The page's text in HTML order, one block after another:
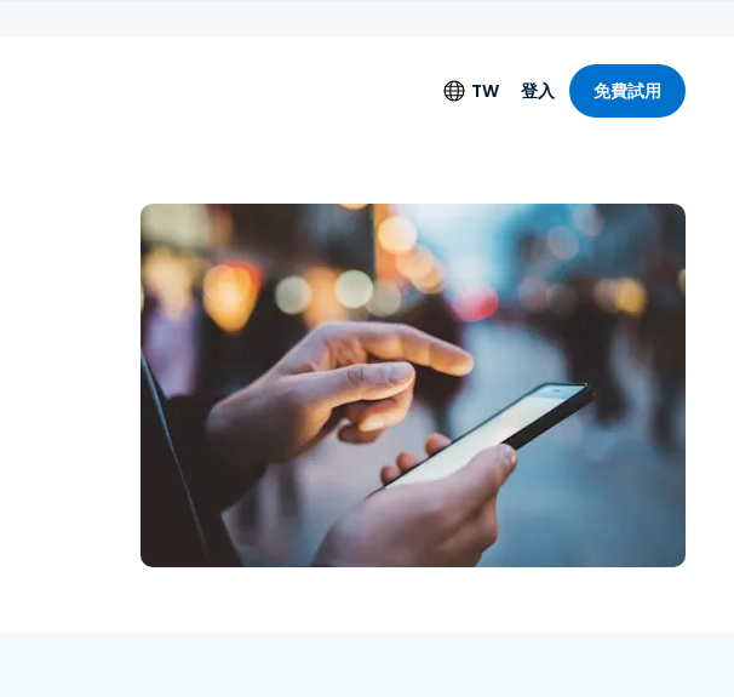
附加元件
擴展記錄
工程授權
+
TW
語言
English
Deutsch
Español
Français
Italiano
Nederlands
Português
简体中文
繁體中文
登入 免費試用